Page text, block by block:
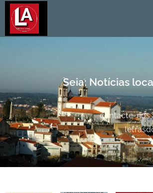
Seia: Notícias
contacte-nos